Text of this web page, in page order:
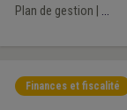
Plan de gestion ...
Finances et fiscalité